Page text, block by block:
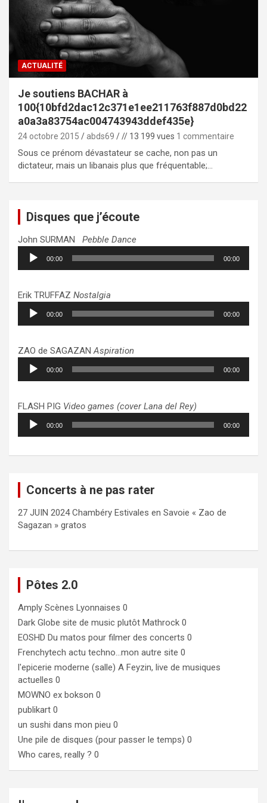
ACTUALITÉ
Je soutiens BACHAR à
100{10bfd2dac12c371e1ee211763f887d0bd22
a0a3a83754ac004743943ddef435e}
24 octobre 2015 abds69 // 13 199 vues 1 commentaire
Sous ce prénom dévastateur se cache, non pas un
dictateur, mais un libanais plus que fréquentable;…
Disques que j’écoute
John SURMAN Pebble Dance
Lecteur
audio
00:00 00:00
Erik TRUFFAZ Nostalgia
Lecteur
audio
00:00 00:00
ZAO de SAGAZANAspiration
Lecteur
audio
00:00 00:00
FLASH PIG Video games (cover Lana del Rey)
Lecteur
audio
00:00 00:00
Concerts à ne pas rater
27 JUIN 2024 Chambéry Estivales en Savoie « Zao de
Sagazan » gratos
Pôtes 2.0
Amply Scènes Lyonnaises 0
Dark Globe site de music plutôt Mathrock 0
EOSHD Du matos pour filmer des concerts 0
Frenchytech actu techno…mon autre site 0
l'epicerie moderne (salle) A Feyzin, live de musiques
actuelles 0
MOWNO ex bokson 0
publikart 0
un sushi dans mon pieu 0
Une pile de disques (pour passer le temps) 0
Who cares, really ? 0